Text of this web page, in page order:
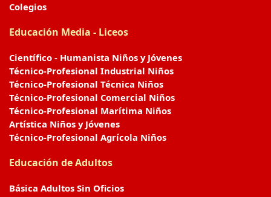
Colegios
Educación Media - Liceos
Científico - Humanista Niños y Jóvenes
Técnico-Profesional Industrial Niños
Técnico-Profesional Técnica Niños
Técnico-Profesional Comercial Niños
Técnico-Profesional Marítima Niños
Artística Niños y Jóvenes
Técnico-Profesional Agrícola Niños
Educación de Adultos
Básica Adultos Sin Oficios